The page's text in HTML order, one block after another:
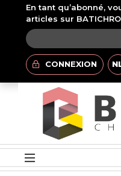
En tant qu’abonné,
articles sur
CONNEXION